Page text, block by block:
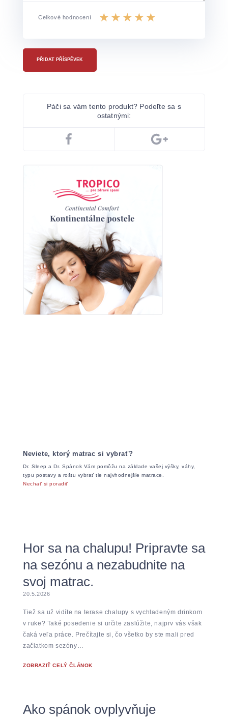
Celkové hodnocení
PŘIDAT PŘÍSPĚVEK
Páči sa vám tento produkt? Podeľte sa s
ostatnými:
Neviete, ktorý matrac si vybrať?
Dr. Sleep a Dr. Spánok Vám pomôžu na základe vašej výšky, váhy,
typu postavy a roštu vybrať tie najvhodnejšie matrace.
Nechať si poradiť
Hor sa na chalupu! Pripravte sa
na sezónu a nezabudnite na
svoj matrac.
20.5.2026
Tiež sa už vidíte na terase chalupy s vychladeným drinkom
v ruke? Také posedenie si určite zaslúžite, najprv vás však
čaká veľa práce. Prečítajte si, čo všetko by ste mali pred
začiatkom sezóny…
ZOBRAZIŤ CELÝ ČLÁNOK
Ako spánok ovplyvňuje